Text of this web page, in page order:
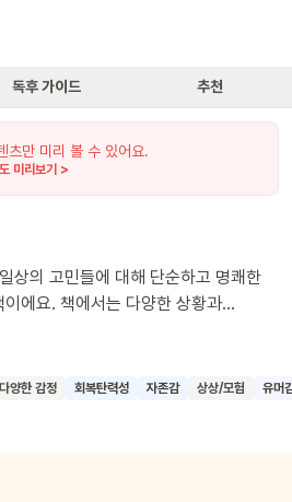
독후 가이드 추천
츠만 미리 볼 수 있어요.
미리보기 >
상의 고민들에 대해 단순하고 명쾌한
에요. 책에서는 다양한 상황과
, "더우면 벗으면 되지!", "살이 찌면
!" 등의 해결책을 보여줘요. 이 책은
다양한 감정 회복탄력성 자존감 상상/모험 유머